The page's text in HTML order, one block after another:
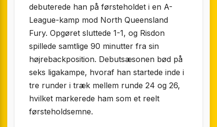
debuterede han på førsteholdet i en A-
League-kamp mod North Queensland
Fury. Opgøret sluttede 1-1, og Risdon
spillede samtlige 90 minutter fra sin
højrebackposition. Debutsæsonen bød på
seks ligakampe, hvoraf han startede inde i
tre runder i træk mellem runde 24 og 26,
hvilket markerede ham som et reelt
førsteholdsemne.